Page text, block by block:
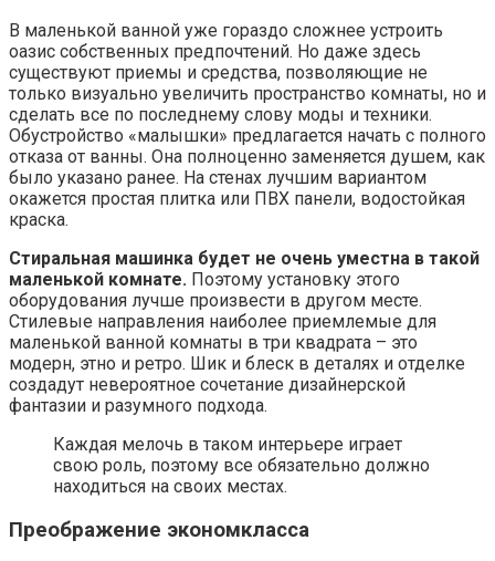
В маленькой ванной уже гораздо сложнее устроить
оазис собственных предпочтений. Но даже здесь
существуют приемы и средства, позволяющие не
только визуально увеличить пространство комнаты, но и
сделать все по последнему слову моды и техники.
Обустройство «малышки» предлагается начать с полного
отказа от ванны. Она полноценно заменяется душем, как
было указано ранее. На стенах лучшим вариантом
окажется простая плитка или ПВХ панели, водостойкая
краска.
Стиральная машинка будет не очень уместна в такой
маленькой комнате. Поэтому установку этого
оборудования лучше произвести в другом месте.
Стилевые направления наиболее приемлемые для
маленькой ванной комнаты в три квадрата – это
модерн, этно и ретро. Шик и блеск в деталях и отделке
создадут невероятное сочетание дизайнерской
фантазии и разумного подхода.
Каждая мелочь в таком интерьере играет
свою роль, поэтому все обязательно должно
находиться на своих местах.
Преображение экономкласса